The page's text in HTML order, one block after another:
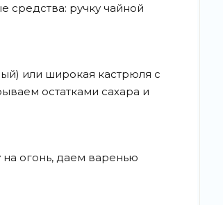
средства: ручку чайной
или широкая кастрюля с
остатками сахара и
на огонь, даем варенью